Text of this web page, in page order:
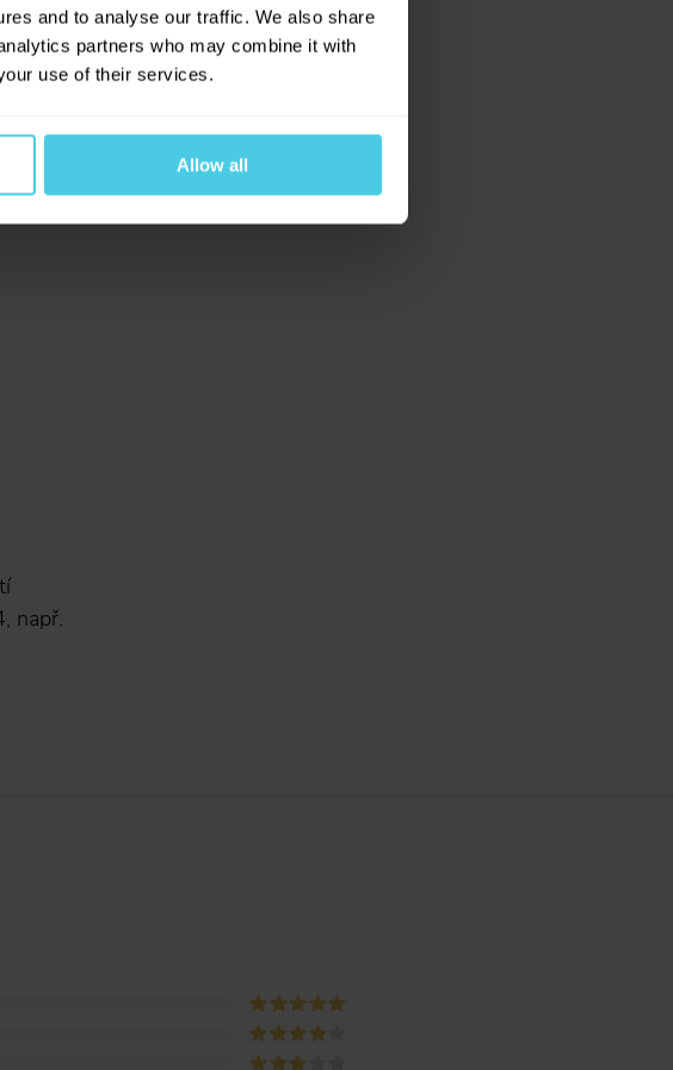
and to analyse our traffic. We also share
partners who may combine it with
use of their services.
Allow all
např.
souhlasíte se zasíláním
o zpracování osobních